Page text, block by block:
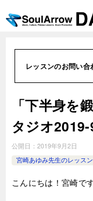
レッスンのお問い合
「下半身を
タジオ
公開日： 2019年9月2日
宮崎あゆみ先生のレッス
こんにちは！宮崎で